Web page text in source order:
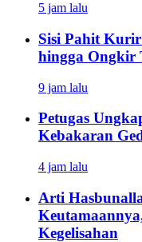
5 jam lalu
Sisi Pahit Kurir
hingga Ongkir
9 jam lalu
Petugas
Kebakaran
4 jam lalu
Arti
Kegelisahan